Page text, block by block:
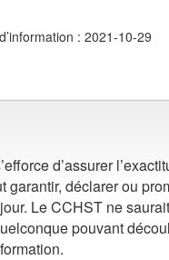
: 2021-10-29
d’assurer
garantir, déclarer ou
Le CCHST ne
pouvant